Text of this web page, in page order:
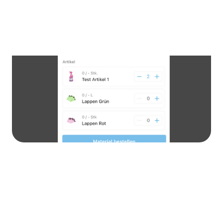
Materialbestellungen
Verwalten Sie alle benötigten Materialien
einem Klick.